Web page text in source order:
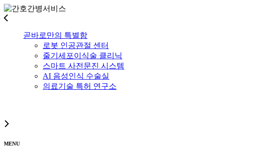
곧바로만의 특별함
로봇 인공관절 센터
줄기세포이식술 클리닉
스마트 사전문진 시스템
AI 음성인식 수술실
의료기술 특허 연구소
MENU